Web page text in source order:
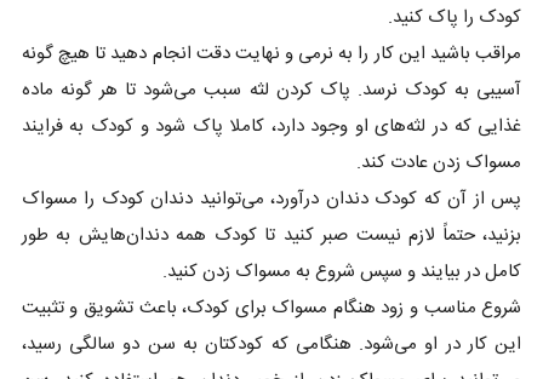
کودک را پاک کنید.
مراقب باشید این کار را به نرمی و نهایت دقت انجام دهید تا هیچ گونه
آسیبی به کودک نرسد. پاک کردن لثه سبب می‌شود تا هر گونه ماده
غذایی که در لثه‌های او وجود دارد، کاملا پاک شود و کودک به فرایند
مسواک زدن عادت کند.
پس از آن که کودک دندان درآورد، می‌توانید دندان کودک را مسواک
بزنید، حتماً لازم نیست صبر کنید تا کودک همه دندان‌هایش به طور
کامل در بیایند و سپس شروع به مسواک زدن کنید.
شروع مناسب و زود هنگام مسواک برای کودک، باعث تشویق و تثبیت
این کار در او می‌شود. هنگامی که کودکتان به سن دو سالگی رسید،